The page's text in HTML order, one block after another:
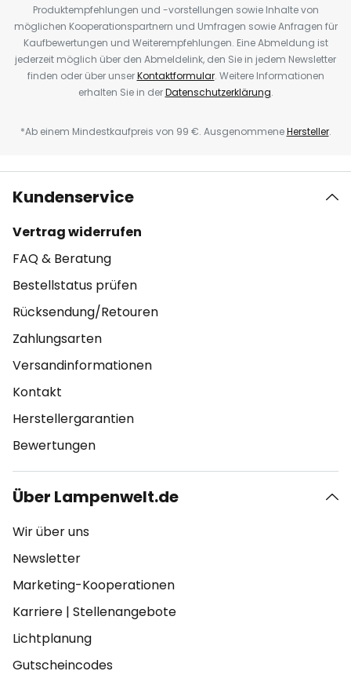
Produktempfehlungen und -vorstellungen sowie Inhalte von
möglichen Kooperationspartnern und Umfragen sowie Anfragen für
Kaufbewertungen und Weiterempfehlungen. Eine Abmeldung ist
jederzeit möglich über den Abmeldelink, den Sie in jedem Newsletter
finden oder über unserKontaktformular. Weitere Informationen
erhalten Sie in derDatenschutzerklärung.
*Ab einem Mindestkaufpreis von 99 €. AusgenommeneHersteller.
Kundenservice
Vertrag widerrufen
FAQ & Beratung
Bestellstatus prüfen
Rücksendung/Retouren
Zahlungsarten
Versandinformationen
Kontakt
Herstellergarantien
Bewertungen
Über Lampenwelt.de
Wir über uns
Newsletter
Marketing-Kooperationen
Karriere | Stellenangebote
Lichtplanung
Gutscheincodes